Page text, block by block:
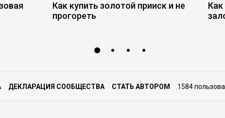
Как купить золотой прииск и не
прогореть
Как
ДЕКЛАРАЦИЯ СООБЩЕСТВА СТАТЬ АВТОРОМ 1584